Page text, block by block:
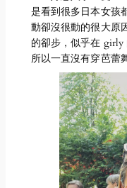
是看到很多日本女孩
動卻沒很動的很大原
的卻步，似乎在 girly
所以一直沒有穿芭蕾